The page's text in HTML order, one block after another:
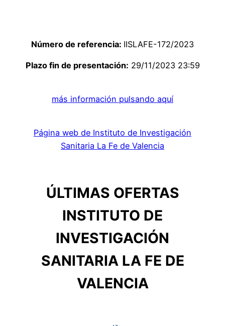
Número de referencia: IISLAFE-172/2023
Plazo fin de presentación: 29/11/2023 23:59
más información pulsando aquí
Página web de Instituto de Investigación
Sanitaria La Fe de Valencia
ÚLTIMAS OFERTAS
INSTITUTO DE
INVESTIGACIÓN
SANITARIA LA FE DE
VALENCIA